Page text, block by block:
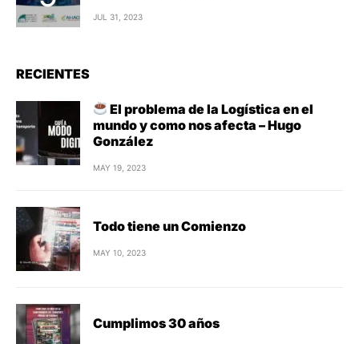
JUL 31, 2023
RECIENTES
El problema de la Logística en el
mundo y como nos afecta – Hugo
González
MAY 19, 2023
Todo tiene un Comienzo
MAY 10, 2023
Cumplimos 30 años